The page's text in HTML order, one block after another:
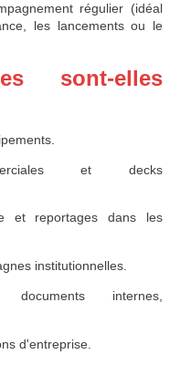
régulier (idéal
les lancements ou le
sont-elles
et decks
et reportages dans les
institutionnelles.
documents internes,
d'entreprise.